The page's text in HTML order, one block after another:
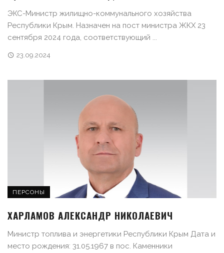
ЭКС-Министр жилищно-коммунального хозяйства
Республики Крым. Назначен на пост министра ЖКХ 23
сентября 2024 года, соответствующий ...
23.09.2024
ПЕРСОНЫ
ХАРЛАМОВ АЛЕКСАНДР НИКОЛАЕВИЧ
Министр топлива и энергетики Республики Крым Дата и
место рождения: 31.05.1967 в пос. Каменники